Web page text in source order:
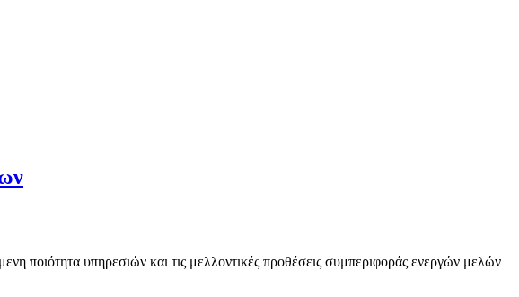
ποιότητα υπηρεσιών και τις μελλοντικές προθέσεις συμπεριφοράς ενεργών μελών